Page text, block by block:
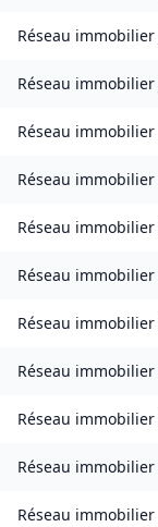
Réseau immobilier
Réseau immobilier
Réseau immobilier
Réseau immobilier
Réseau immobilier
Réseau immobilier
Réseau immobilier
Réseau immobilier
Réseau immobilier
Réseau immobilier
Réseau immobilier